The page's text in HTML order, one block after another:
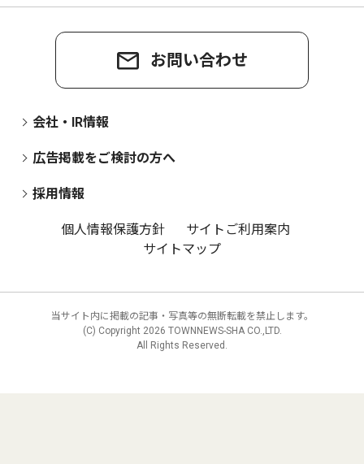
お問い合わせ
会社・IR情報
広告掲載をご検討の方へ
採用情報
個人情報保護方針
サイトご利用案内
サイトマップ
当サイト内に掲載の記事・写真等の無断転載を禁止します。
(C) Copyright 2026 TOWNNEWS-SHA CO.,LTD.
All Rights Reserved.